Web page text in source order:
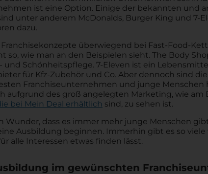
ist eine Option. Einige der bekannten und
unter anderem McDonalds, Burger King und 7-
dazu.
überwiegend bei Fast-Food-
so, wie man an den Beispielen sieht. The Body
und Schönheitspflege. 7-Eleven ist ein
für Kfz-Zubehör und Co. Aber dennoch sind
Franchiseunternehmen und junge Menschen
aufgrund des groß angelegten Marketing, wie am
bei Mein Deal erhältlich sind, zu sehen ist.
Wunder, dass es immer mehr junge Menschen
Ausbildung beginnen. Immerhin gibt es so viele
alle Interessen etwas finden lässt.
im gewünschten